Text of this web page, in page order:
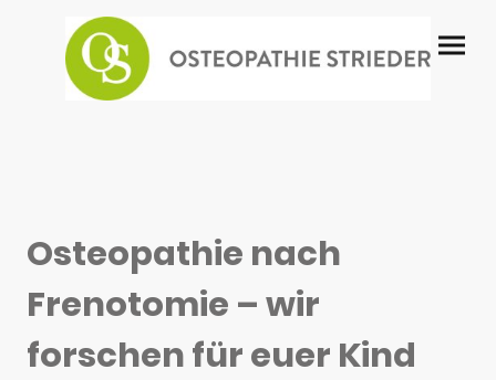
Osteopathie nach
Frenotomie – wir
forschen für euer Kind